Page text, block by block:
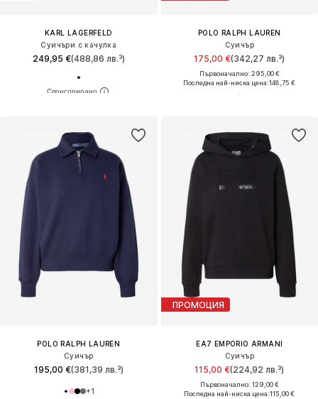
KARL LAGERFELD
Суичъри с качулка
249,95 €(488,86 лв.³)
POLO RALPH LAUREN
Суичър
175,00 €(342,27 лв.³)
Първоначално: 295,00 €
Последна най-ниска цена:148,75 €
POLO RALPH LAUREN
Суичър
195,00 €(381,39 лв.³)
+1
ПРОМОЦИЯ
EA7 EMPORIO ARMANI
Суичър
115,00 €(224,92 лв.³)
Първоначално: 129,00 €
Последна най-ниска цена:115,00 €